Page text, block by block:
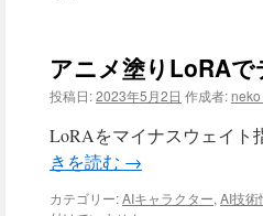
アニメ塗りLoRAで
投稿日:2023年5月2日 作成者:
LoRAをマイナスウェイト
きを読む →
カテゴリー:AIキャラクター, AI技術